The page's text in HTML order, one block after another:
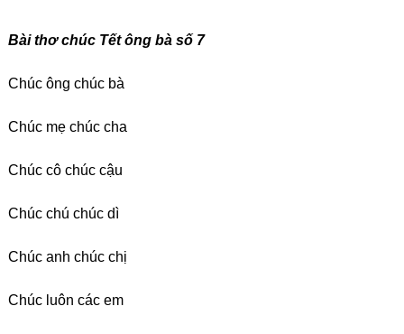
Bài thơ chúc Tết ông bà số 7
Chúc ông chúc bà
Chúc mẹ chúc cha
Chúc cô chúc cậu
Chúc chú chúc dì
Chúc anh chúc chị
Chúc luôn các em